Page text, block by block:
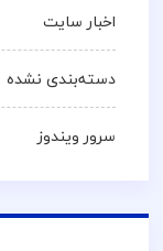
اخبار سایت
دسته‌بندی نشده
سرور ویندوز